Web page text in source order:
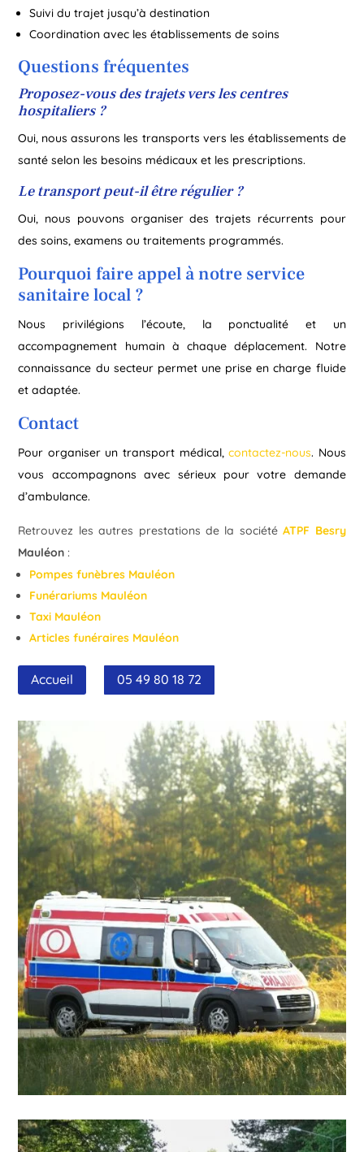
Suivi du trajet jusqu’à destination
Coordination avec les établissements de soins
Questions fréquentes
Proposez-vous des trajets vers les centres
hospitaliers ?
Oui, nous assurons les transports vers les établissements de
santé selon les besoins médicaux et les prescriptions.
Le transport peut-il être régulier ?
Oui, nous pouvons organiser des trajets récurrents pour
des soins, examens ou traitements programmés.
Pourquoi faire appel à notre service
sanitaire local ?
Nous privilégions l’écoute, la ponctualité et un
accompagnement humain à chaque déplacement. Notre
connaissance du secteur permet une prise en charge fluide
et adaptée.
Contact
Pour organiser un transport médical,contactez-nous. Nous
vous accompagnons avec sérieux pour votre demande
d’ambulance.
Retrouvez les autres prestations de la sociétéATPF Besry
Mauléon :
Pompes funèbres Mauléon
Funérariums Mauléon
Taxi Mauléon
Articles funéraires Mauléon
Accueil 05 49 80 18 72